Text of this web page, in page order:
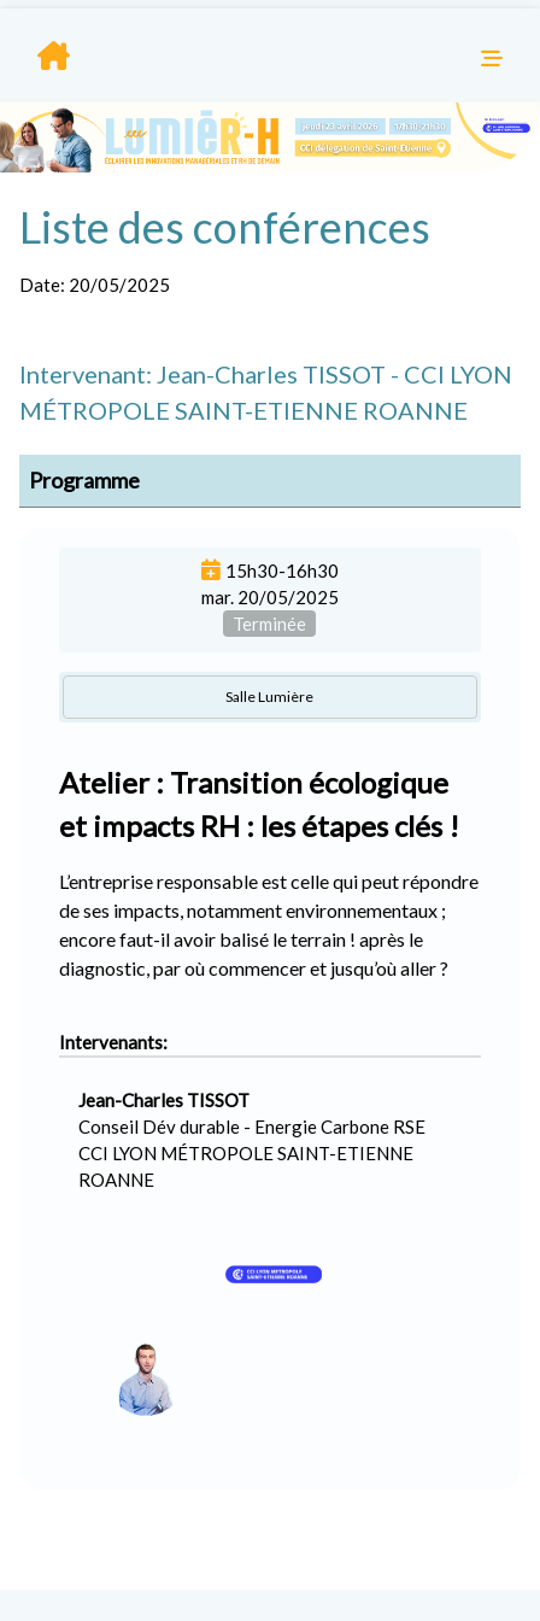
Liste des conférences
Date: 20/05/2025
Intervenant: Jean-Charles TISSOT - CCI LYON
MÉTROPOLE SAINT-ETIENNE ROANNE
Programme
15h30-16h30
mar. 20/05/2025
Terminée
Salle Lumière
Atelier : Transition écologique
et impacts RH : les étapes clés !
L’entreprise responsable est celle qui peut répondre
de ses impacts, notamment environnementaux ;
encore faut-il avoir balisé le terrain ! après le
diagnostic, par où commencer et jusqu’où aller ?
Intervenants:
Jean-Charles TISSOT
Conseil Dév durable - Energie Carbone RSE
CCI LYON MÉTROPOLE SAINT-ETIENNE
ROANNE